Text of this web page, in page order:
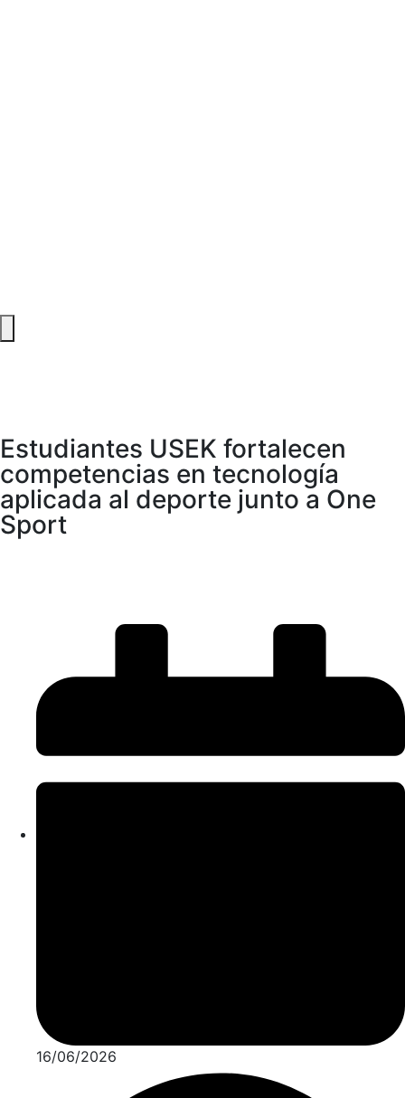
Estudiantes USEK fortalecen
competencias en tecnología
aplicada al deporte junto a One
Sport
16/06/2026